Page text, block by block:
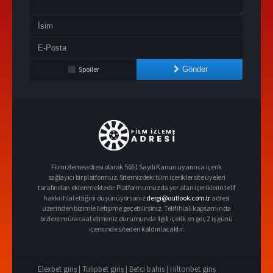
Spoiler Gönder
Filmizlemeadresi olarak 5651 Sayılı Kanun uyarınca içerik
sağlayıcı bir platformuz. Sitemizdeki tüm içerikler site üyeleri
tarafından eklenmektedir. Platformumuzda yer alan içeriklerin telif
hakkı ihlal ettiğini düşünüyorsanızdergi@outlook.com.tr adresi
üzerinden bizimle iletişime geçebilirsiniz. Telif ihlali kapsamında
bizlere müracaat etmeniz durumunda ilgili içerik en geç 2 iş günü
içerisinde siteden kaldırılacaktır.
Elexbet giriş | Tulipbet giriş | Betci bahis | Hiltonbet giriş